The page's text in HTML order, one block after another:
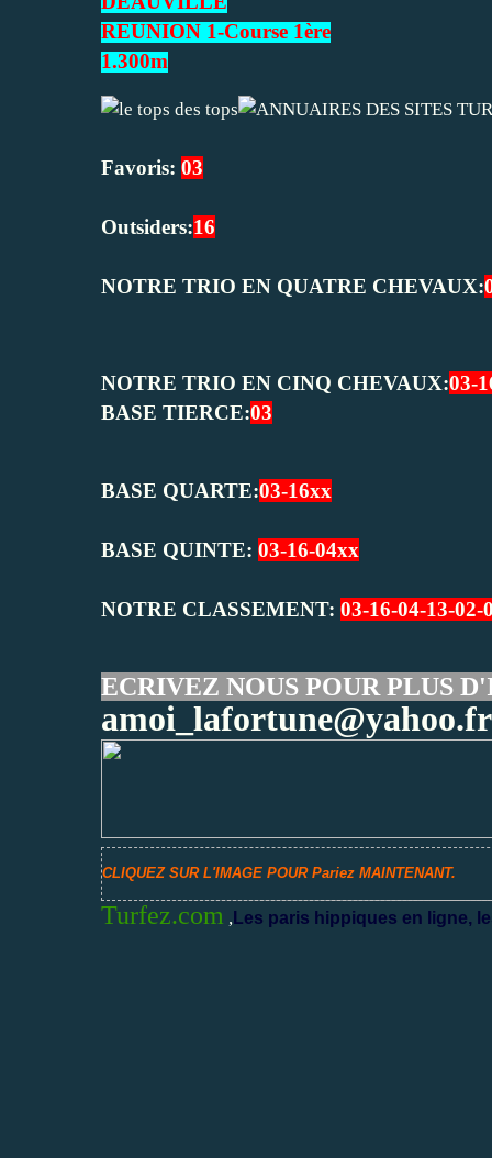
REUNION 1-Course 1ère
1.300m
Favoris: 03
Outsiders:16
NOTRE TRIO EN QUATRE CHEVAUX:
NOTRE TRIO EN CINQ CHEVAUX:03-
BASE TIERCE:03
BASE QUARTE:03-16xx
BASE QUINTE: 03-16-04xx
NOTRE CLASSEMENT: 03-16-04-13-02-
ECRIVEZ NOUS POUR PLUS
amoi_lafortune@yahoo.fr
CLIQUEZ SUR L'IMAGE POUR Pariez MAINTENANT.
Turfez.com , Les paris hippiques en ligne,